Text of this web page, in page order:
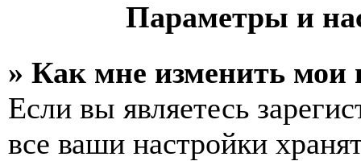
Параметры и
» Как мне изменить мои
Если вы являетесь
все ваши настройки